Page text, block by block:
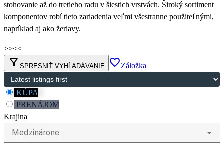
stohovanie až do tretieho radu v šiestich vrstvách. Široký sortiment
komponentov robí tieto zariadenia veľmi všestranne použiteľnými,
napríklad aj ako žeriavy.
>><<
filter_alt SPRESNIŤ VYHĹADÁVANIE favorite_borderZáložka
KÚPA
PRENÁJOM
Krajina
Medzinárone